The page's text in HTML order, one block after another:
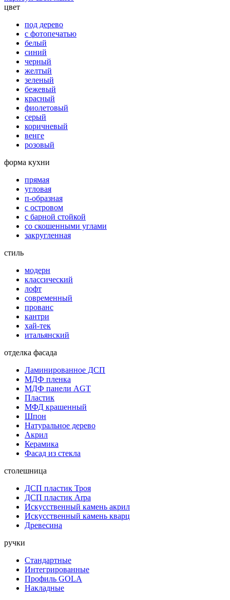
цвет
под дерево
с фотопечатью
белый
синий
черный
желтый
зеленый
бежевый
красный
фиолетовый
серый
коричневый
венге
розовый
форма кухни
прямая
угловая
п-образная
с островом
с барной стойкой
со скошенными углами
закругленная
стиль
модерн
классический
лофт
современный
прованс
кантри
хай-тек
итальянский
отделка фасада
Ламинированное ДСП
МДФ пленка
МДФ панели AGT
Пластик
МФД крашенный
Шпон
Натуральное дерево
Акрил
Керамика
Фасад из стекла
столешница
ДСП пластик Троя
ДСП пластик Arpa
Искусственный камень акрил
Искусственный камень кварц
Древесина
ручки
Стандартные
Интегрированные
Профиль GOLA
Накладные